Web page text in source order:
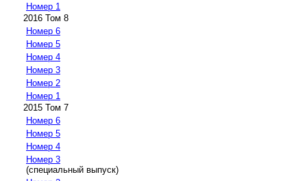
Номер 1
2016 Том 8
Номер 6
Номер 5
Номер 4
Номер 3
Номер 2
Номер 1
2015 Том 7
Номер 6
Номер 5
Номер 4
Номер 3
(специальный выпуск)